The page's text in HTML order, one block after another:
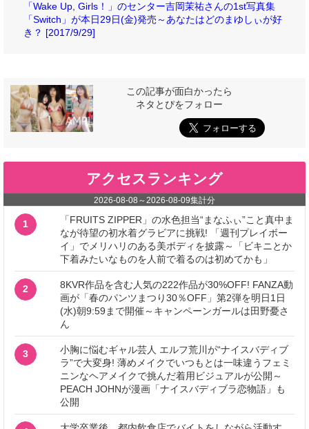
「Wake Up, Girls！」のセンター吉岡茉祐さんの1st写真集
「Switch」が本日29日(金)発売～あなたはどのまゆしぃが好
き？ [2017/9/29]
この記事が面白かったら
ネタとぴをフォロー
アクセスランキング
2026-08-08 ～2026-08-09集計分
1
「FRUITS ZIPPER」の水色担当“まなふぃ”こと真中ま
なが待望の初水着グラビアに挑戦! 「週刊プレイボー
イ」でメリハリのある美ボディを披露～「ビキニとか
下着みたいなものを人前で着るのは初めてかも」
2
8KVR作品を含む人気の222作品が30%OFF! FANZA動
画が「春のパンツまつり30％OFF」第2弾を明日1日
(水)朝9:59まで開催～キャンペーンガールは田野憂さ
ん
3
小胸に悩むギャル芸人 エルフ荒川が“ナイスバディブ
ラ”で大変身! 薄めメイクでいつもとは一味違うフェミ
ニンなヘアメイクで挑んだ着用ビジュアルが公開～
PEACH JOHNが漫画「ナイスバディブラ恋物語」も
公開